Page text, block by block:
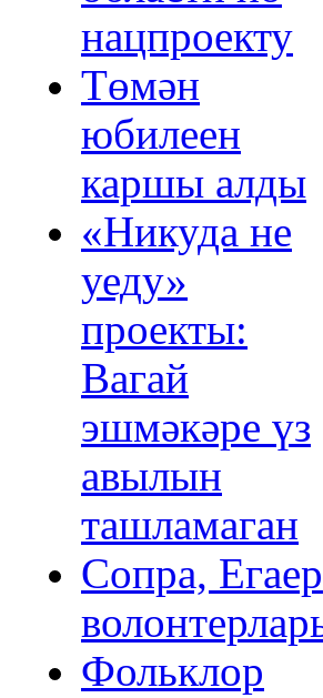
нацпроекту
Төмән
юбилеен
каршы алды
«Никуда не
уеду»
проекты:
Вагай
эшмәкәре үз
авылын
ташламаган
Сопра, Егаер
Фольклор